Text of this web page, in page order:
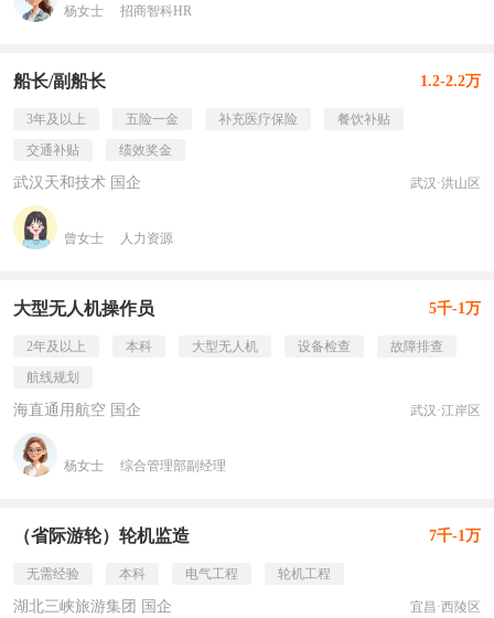
杨女士 招商智科HR
船长/副船长 1.2-2.2万
3年及以上 五险一金 补充医疗保险
餐饮补贴
交通补贴
绩效奖金
武汉天和技术 国企 武汉·洪山区
曾女士 人力资源
大型无人机操作员 5千-1万
2年及以上 本科 大型无人机 设备检查
故障排查
航线规划
海直通用航空 国企 武汉·江岸区
杨女士 综合管理部副经理
（省际游轮）轮机监造 7千-1万
无需经验 本科 电气工程 轮机工程
湖北三峡旅游集团 国企 宜昌·西陵区